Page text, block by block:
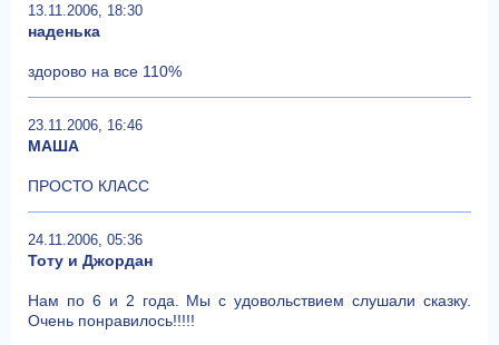
13.11.2006, 18:30
наденька
здорово на все 110%
23.11.2006, 16:46
МАША
ПРОСТО КЛАСС
24.11.2006, 05:36
Тоту и Джордан
Нам по 6 и 2 года. Мы с удовольствием слушали сказку.
Очень понравилось!!!!!